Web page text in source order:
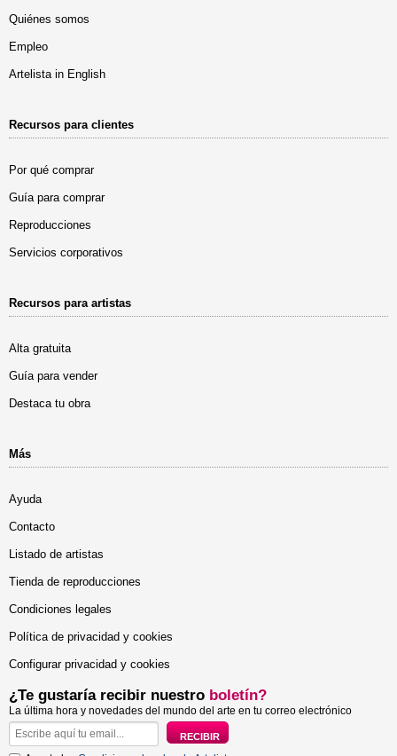
Quiénes somos
Empleo
Artelista in English
Recursos para clientes
Por qué comprar
Guía para comprar
Reproducciones
Servicios corporativos
Recursos para artistas
Alta gratuita
Guía para vender
Destaca tu obra
Más
Ayuda
Contacto
Listado de artistas
Tienda de reproducciones
Condiciones legales
Política de privacidad y cookies
Configurar privacidad y cookies
¿Te gustaría recibir nuestro boletín?
La última hora y novedades del mundo del arte en tu correo electrónico